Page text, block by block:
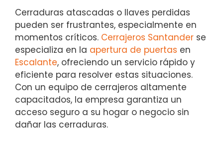
Cerraduras atascadas o llaves perdidas
pueden ser frustrantes, especialmente en
momentos críticos. Cerrajeros Santander se
especializa en la apertura de puertas en
Escalante, ofreciendo un servicio rápido y
eficiente para resolver estas situaciones.
Con un equipo de cerrajeros altamente
capacitados, la empresa garantiza un
acceso seguro a su hogar o negocio sin
dañar las cerraduras.